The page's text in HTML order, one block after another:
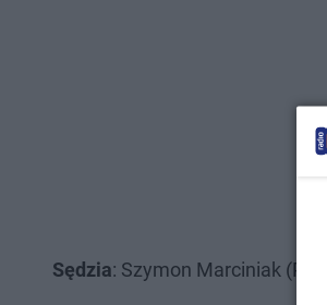
Sędzia: Szymon Marciniak